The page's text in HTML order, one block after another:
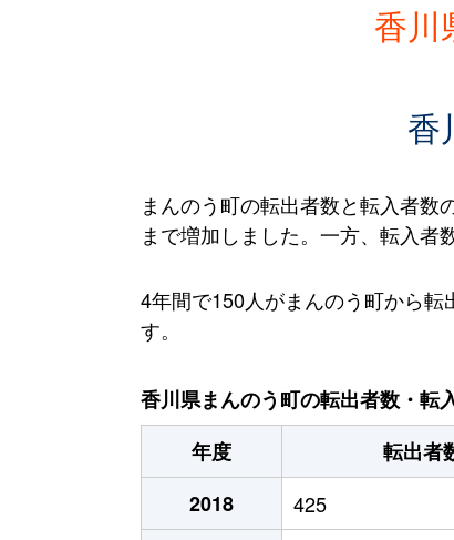
香川
香
まんのう町の転出者数と転入者数
まで増加しました。一方、転入者
4年間で150人がまんのう町から
す。
香川県まんのう町の転出者数・転
年度
転出者
2018
425